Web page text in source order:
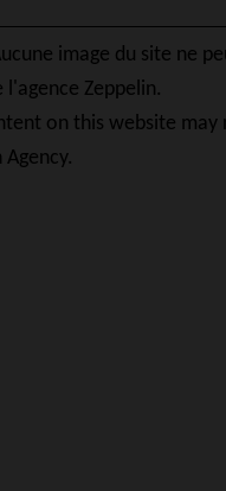
image du site ne
l'agence Zeppelin.
on this website